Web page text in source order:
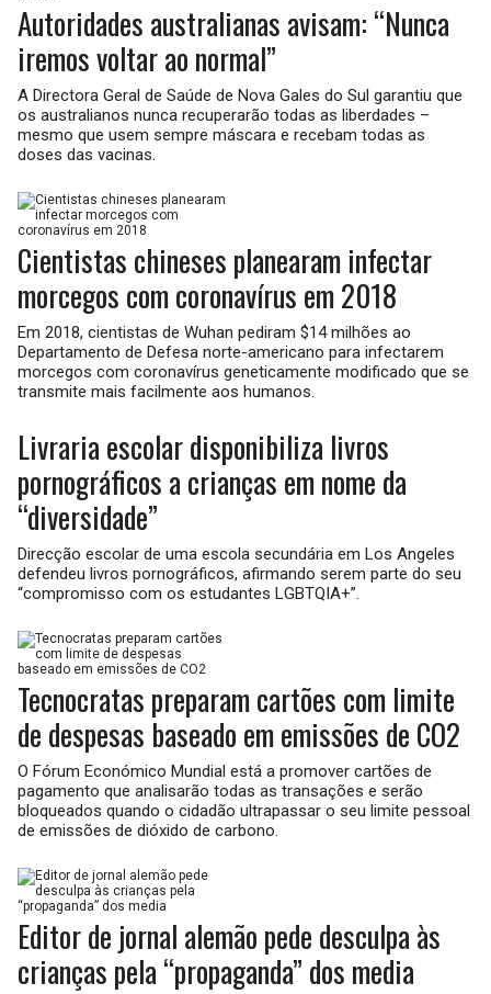
Autoridades australianas avisam: “Nunca
iremos voltar ao normal”
A Directora Geral de Saúde de Nova Gales do Sul garantiu que
os australianos nunca recuperarão todas as liberdades –
mesmo que usem sempre máscara e recebam todas as
doses das vacinas.
Cientistas chineses planearam infectar
morcegos com coronavírus em 2018
Em 2018, cientistas de Wuhan pediram $14 milhões ao
Departamento de Defesa norte-americano para infectarem
morcegos com coronavírus geneticamente modificado que se
transmite mais facilmente aos humanos.
Livraria escolar disponibiliza livros
pornográficos a crianças em nome da
“diversidade”
Direcção escolar de uma escola secundária em Los Angeles
defendeu livros pornográficos, afirmando serem parte do seu
“compromisso com os estudantes LGBTQIA+”.
Tecnocratas preparam cartões com limite
de despesas baseado em emissões de CO2
O Fórum Económico Mundial está a promover cartões de
pagamento que analisarão todas as transações e serão
bloqueados quando o cidadão ultrapassar o seu limite pessoal
de emissões de dióxido de carbono.
Editor de jornal alemão pede desculpa às
crianças pela “propaganda” dos media